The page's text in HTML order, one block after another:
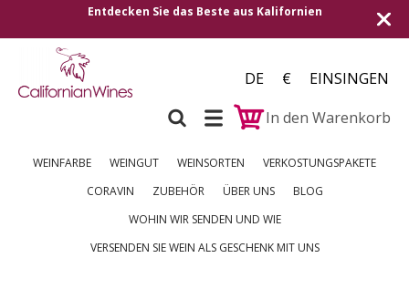
Entdecken Sie das Beste aus Kalifornien
DE €
EINSINGEN
In den Warenkorb
WEINFARBE WEINGUT WEINSORTEN
VERKOSTUNGSPAKETE
CORAVIN
ZUBEHÖR ÜBER UNS
BLOG
WOHIN WIR SENDEN UND WIE
VERSENDEN SIE WEIN ALS GESCHENK MIT UNS